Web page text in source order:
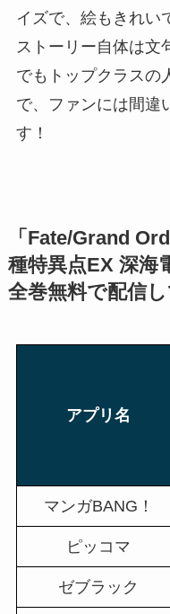
イズで、絵もきれい
ストーリー自体は文
でもトップクラスの
で、ファンには間違
す！
「Fate/Grand
種特異点EX 深海
全巻無料で配信
アプリ名
マンガBANG！
ピッコマ
ゼブラック